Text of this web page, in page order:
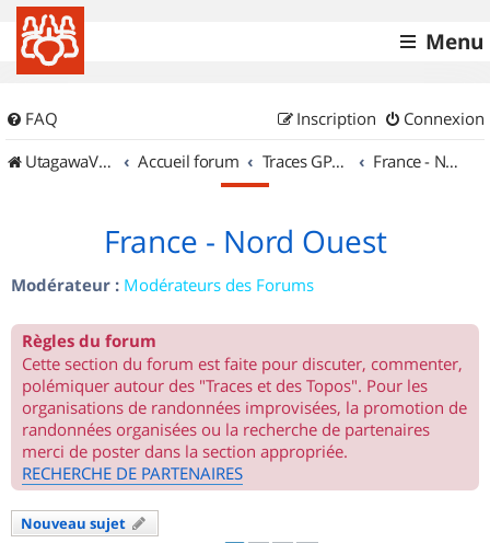
Menu
FAQ Connexion
Inscription
UtagawaVTT (Randos VTT et VTTAE avec traces GPS)
Accueil forum Traces GPS de randos VTT France - Nord Ouest
France - Nord Ouest
Modérateur : Modérateurs des Forums
Règles du forum
Cette section du forum est faite pour discuter, commenter,
polémiquer autour des "Traces et des Topos". Pour les
organisations de randonnées improvisées, la promotion de
randonnées organisées ou la recherche de partenaires
merci de poster dans la section appropriée.
RECHERCHE DE PARTENAIRES
Nouveau sujet